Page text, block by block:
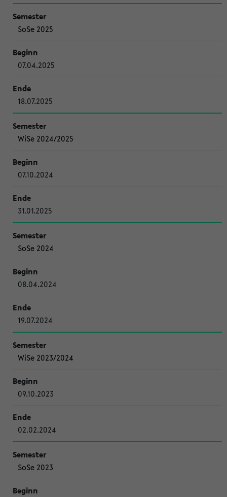
SoSe 2025
07.04.2025
18.07.2025
WiSe 2024/2025
07.10.2024
31.01.2025
SoSe 2024
08.04.2024
19.07.2024
WiSe 2023/2024
09.10.2023
02.02.2024
SoSe 2023